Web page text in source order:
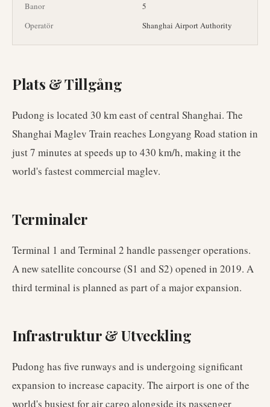
Banor
5
Operatör
Shanghai Airport Authority
Plats & Tillgång
Pudong is located 30 km east of central Shanghai. The
Shanghai Maglev Train reaches Longyang Road station in
just 7 minutes at speeds up to 430 km/h, making it the
world's fastest commercial maglev.
Terminaler
Terminal 1 and Terminal 2 handle passenger operations.
A new satellite concourse (S1 and S2) opened in 2019. A
third terminal is planned as part of a major expansion.
Infrastruktur & Utveckling
Pudong has five runways and is undergoing significant
expansion to increase capacity. The airport is one of the
world's busiest for air cargo alongside its passenger